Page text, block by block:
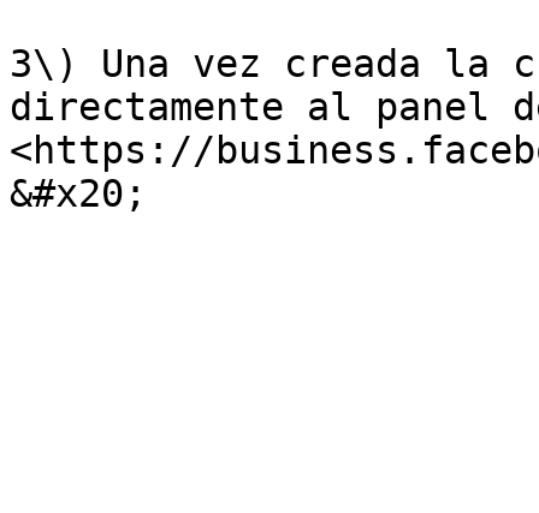
3\) Una vez creada la
directamente al panel
<https://